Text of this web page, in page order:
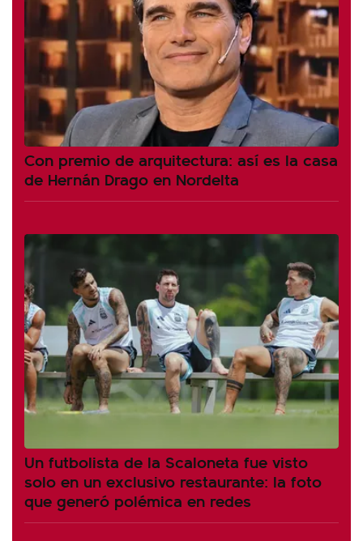
Con premio de arquitectura: así es la casa
de Hernán Drago en Nordelta
Un futbolista de la Scaloneta fue visto
solo en un exclusivo restaurante: la foto
que generó polémica en redes